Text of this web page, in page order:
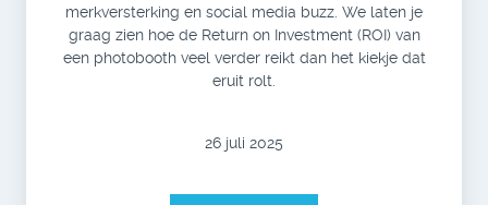
merkversterking en social media buzz. We laten je
graag zien hoe de Return on Investment (ROI) van
een photobooth veel verder reikt dan het kiekje dat
eruit rolt.
26 juli 2025